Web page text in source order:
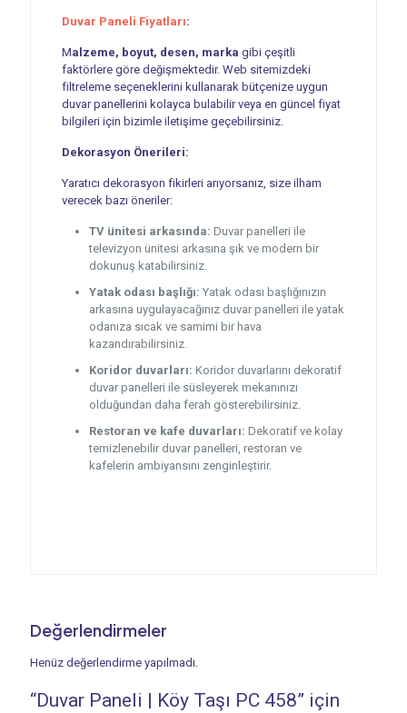
Duvar Paneli Fiyatları:
Malzeme, boyut, desen, marka gibi çeşitli
faktörlere göre değişmektedir. Web sitemizdeki
filtreleme seçeneklerini kullanarak bütçenize uygun
duvar panellerini kolayca bulabilir veya en güncel fiyat
bilgileri için bizimle iletişime geçebilirsiniz.
Dekorasyon Önerileri:
Yaratıcı dekorasyon fikirleri arıyorsanız, size ilham
verecek bazı öneriler:
TV ünitesi arkasında: Duvar panelleri ile
televizyon ünitesi arkasına şık ve modern bir
dokunuş katabilirsiniz.
Yatak odası başlığı: Yatak odası başlığınızın
arkasına uygulayacağınız duvar panelleri ile yatak
odanıza sıcak ve samimi bir hava
kazandırabilirsiniz.
Koridor duvarları: Koridor duvarlarını dekoratif
duvar panelleri ile süsleyerek mekanınızı
olduğundan daha ferah gösterebilirsiniz.
Restoran ve kafe duvarları: Dekoratif ve kolay
temizlenebilir duvar panelleri, restoran ve
kafelerin ambiyansını zenginleştirir.
Değerlendirmeler
Henüz değerlendirme yapılmadı.
“Duvar Paneli | Köy Taşı PC 458” için